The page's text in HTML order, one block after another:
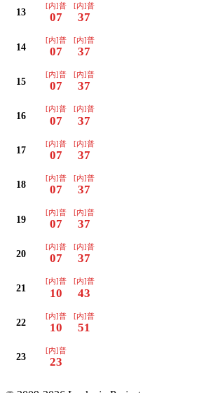
13
[内]普
07
[内]普
37
14
[内]普
07
[内]普
37
15
[内]普
07
[内]普
37
16
[内]普
07
[内]普
37
17
[内]普
07
[内]普
37
18
[内]普
07
[内]普
37
19
[内]普
07
[内]普
37
20
[内]普
07
[内]普
37
21
[内]普
10
[内]普
43
22
[内]普
10
[内]普
51
23
[内]普
23